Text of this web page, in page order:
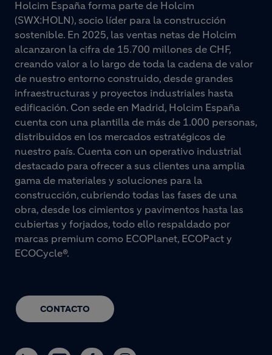
CONTACTO
Holcim España forma parte de Holcim
(SWX:HOLN), socio líder para la construcción
sostenible. En 2025, las ventas netas de Holcim
alcanzaron la cifra de 15.700 millones de CHF,
creando valor a lo largo de toda la cadena de valor
de nuestro entorno construido, desde grandes
infraestructuras y proyectos industriales hasta
edificación. Con sede en Madrid, Holcim España
cuenta con una plantilla de más de 1.000 personas,
distribuidos en los mercados estratégicos de
nuestro país. Cuenta con un operativo industrial
destacado para ofrecer a sus clientes una amplia
gama de materiales y soluciones para la
construcción, cubriendo todas las fases de una
obra, desde los cimientos y pavimentos hasta las
cubiertas y forjados, todo ello respaldado por
marcas premium como ECOPlanet, ECOPact y
ECOCycle®.